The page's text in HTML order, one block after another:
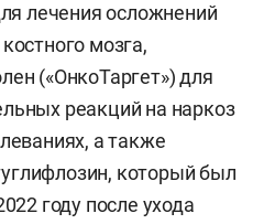
лечения осложнений
мозга,
(«ОнкоТаргет») для
реакций на наркоз
а также
который был
году после ухода